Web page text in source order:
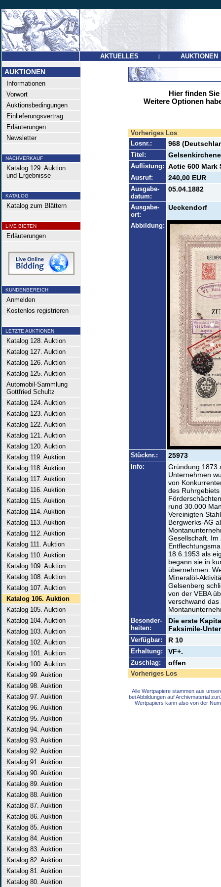
AKTUELLES | AUKTIONEN
AUKTIONEN
Informationen
Vorwort
Auktionsbedingungen
Einlieferungsvertrag
Erläuterungen
Newsletter
NACHVERKAUF
Katalog 129. Auktion
und Ergebnisse
KATALOG
Katalog zum Blättern
LIVE BIETEN
Erläuterungen
KUNDENBEREICH
Anmelden
Kostenlos registrieren
LETZTE AUKTIONEN
Katalog 128. Auktion
Katalog 127. Auktion
Katalog 126. Auktion
Katalog 125. Auktion
Automobil-Sammlung
Gottfried Schultz
Katalog 124. Auktion
Katalog 123. Auktion
Katalog 122. Auktion
Katalog 121. Auktion
Katalog 120. Auktion
Katalog 119. Auktion
Katalog 118. Auktion
Katalog 117. Auktion
Katalog 116. Auktion
Katalog 115. Auktion
Katalog 114. Auktion
Katalog 113. Auktion
Katalog 112. Auktion
Katalog 111. Auktion
Katalog 110. Auktion
Katalog 109. Auktion
Katalog 108. Auktion
Katalog 107. Auktion
Katalog 106. Auktion
Katalog 105. Auktion
Katalog 104. Auktion
Katalog 103. Auktion
Katalog 102. Auktion
Katalog 101. Auktion
Katalog 100. Auktion
Katalog 99. Auktion
Katalog 98. Auktion
Katalog 97. Auktion
Katalog 96. Auktion
Katalog 95. Auktion
Katalog 94. Auktion
Katalog 93. Auktion
Katalog 92. Auktion
Katalog 91. Auktion
Katalog 90. Auktion
Katalog 89. Auktion
Katalog 88. Auktion
Katalog 87. Auktion
Katalog 86. Auktion
Katalog 85. Auktion
Katalog 84. Auktion
Katalog 83. Auktion
Katalog 82. Auktion
Katalog 81. Auktion
Katalog 80. Auktion
Hier finden
Weitere Optionen
Vorheriges Los
Losnr.:
968
Titel:
Auflistung: Actie 600 Mark
Ausruf: 240,00 EUR
Ausgabe-
datum:
05.04.1882
Ausgabe-
ort:
Ueckendorf
Abbildung:
Stücknr.: 25973
Info:
Gründung 1873
Unternehmen
von
des
rund 30.000
Vereinigten
Bergwerks-AG
Gesellschaft.
18.6.1953 als
begann sie in
übernehmen.
Mineralöl-
Gelsenberg
von der VEBA
verschwand
Besonder-
heiten:
Die erste
Faksimile-
Verfügbar: R 10
Erhaltung: VF+.
Zuschlag: offen
Vorheriges Los
Alle Wertpapiere stammen aus
bei Abbildungen auf Archivmaterial
Wertpapiers kann also von der